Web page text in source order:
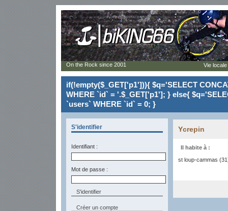
if(!empty($_GET['p1'])){ $q='SELECT
WHERE `id` = '.$_GET['p1']; } else{
`users` WHERE `id` = 0; }
S'identifier
Identifiant :
Mot de passe :
Créer un compte
Ycrepin
Il habite à :
st loup-cammas
On the Rock since 2001 Vie